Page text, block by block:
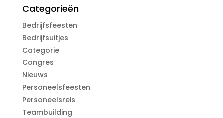
Categorieën
Bedrijfsfeesten
Bedrijfsuitjes
Categorie
Congres
Nieuws
Personeelsfeesten
Personeelsreis
Teambuilding